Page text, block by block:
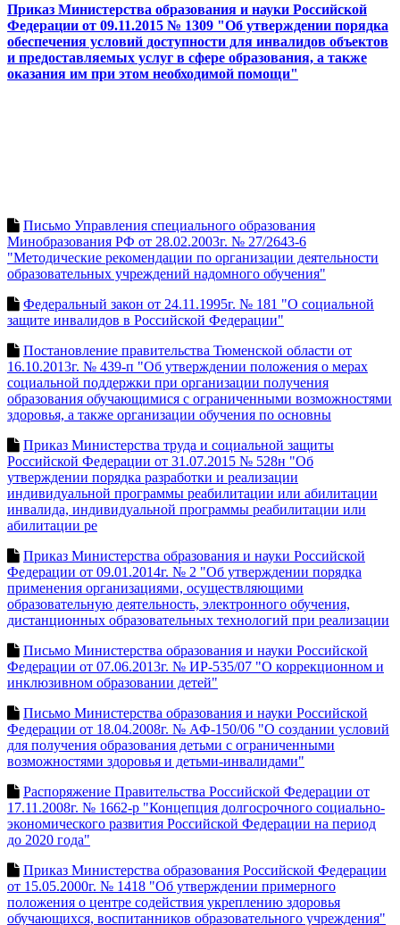
Приказ Министерства образования и науки Российской
Федерации от 09.11.2015 № 1309 "Об утверждении порядка
обеспечения условий доступности для инвалидов объектов
и предоставляемых услуг в сфере образования, а также
оказания им при этом необходимой помощи"
Письмо Управления специального образования
Минобразования РФ от 28.02.2003г. № 27/2643-6
"Методические рекомендации по организации деятельности
образовательных учреждений надомного обучения"
Федеральный закон от 24.11.1995г. № 181 "О социальной
защите инвалидов в Российской Федерации"
Постановление правительства Тюменской области от
16.10.2013г. № 439-п "Об утверждении положения о мерах
социальной поддержки при организации получения
образования обучающимися с ограниченными возможностями
здоровья, а также организации обучения по основны
Приказ Министерства труда и социальной защиты
Российской Федерации от 31.07.2015 № 528н "Об
утверждении порядка разработки и реализации
индивидуальной программы реабилитации или абилитации
инвалида, индивидуальной программы реабилитации или
абилитации ре
Приказ Министерства образования и науки Российской
Федерации от 09.01.2014г. № 2 "Об утверждении порядка
применения организациями, осуществляющими
образовательную деятельность, электронного обучения,
дистанционных образовательных технологий при реализации
Письмо Министерства образования и науки Российской
Федерации от 07.06.2013г. № ИР-535/07 "О коррекционном и
инклюзивном образовании детей"
Письмо Министерства образования и науки Российской
Федерации от 18.04.2008г. № АФ-150/06 "О создании условий
для получения образования детьми с ограниченными
возможностями здоровья и детьми-инвалидами"
Распоряжение Правительства Российской Федерации от
17.11.2008г. № 1662-р "Концепция долгосрочного социально-
экономического развития Российской Федерации на период
до 2020 года"
Приказ Министерства образования Российской Федерации
от 15.05.2000г. № 1418 "Об утверждении примерного
положения о центре содействия укреплению здоровья
обучающихся, воспитанников образовательного учреждения"